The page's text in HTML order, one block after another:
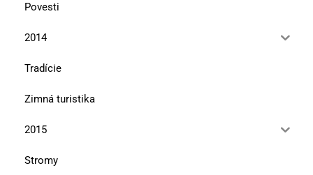
Povesti
2014
Tradície
Zimná turistika
2015
Stromy